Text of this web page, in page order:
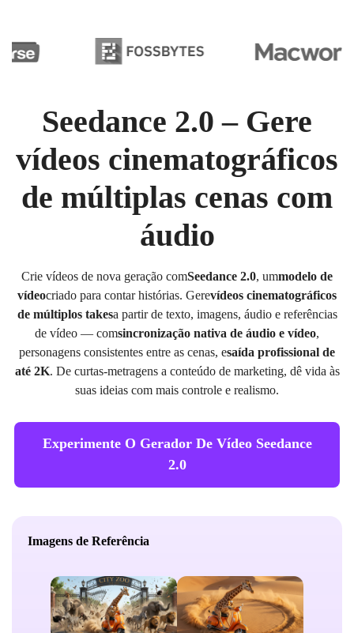
Seedance 2.0 – Gere
vídeos cinematográficos
de múltiplas cenas com
áudio
Crie vídeos de nova geração comSeedance 2.0, ummodelo de
vídeocriado para contar histórias. Gerevídeos cinematográficos
de múltiplos takesa partir de texto, imagens, áudio e referências
de vídeo — comsincronização nativa de áudio e vídeo,
personagens consistentes entre as cenas, esaída profissional de
até 2K. De curtas-metragens a conteúdo de marketing, dê vida às
suas ideias com mais controle e realismo.
Experimente O Gerador De Vídeo Seedance
2.0
Imagens de Referência